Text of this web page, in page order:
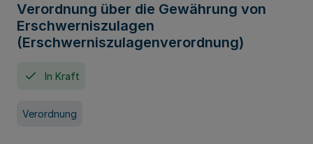
Verordnung über die Gewährung von
Erschwerniszulagen
(Erschwerniszulagenverordnung)
In Kraft
Verordnung